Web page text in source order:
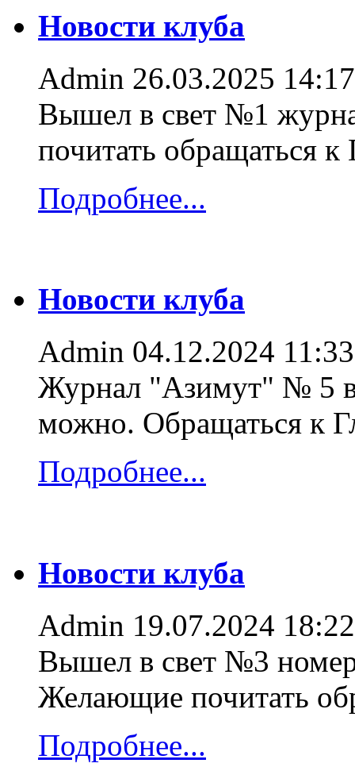
Новости клуба
Admin 26.03.2025 14:17
Вышел в свет №1
почитать обращаться
Подробнее...
Новости клуба
Admin 04.12.2024 11:33
Журнал "Азимут" № 5
можно. Обращаться к
Подробнее...
Новости клуба
Admin 19.07.2024 18:22
Вышел в свет №3
Желающие почитать
Подробнее...